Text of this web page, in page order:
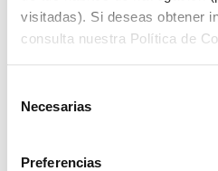
visitadas). Si deseas obtener
consulta nuestra Política de
Necesarias
Preferencias